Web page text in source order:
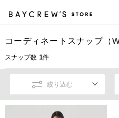
コーディネートスナップ（
スナップ数 1件
絞り込む